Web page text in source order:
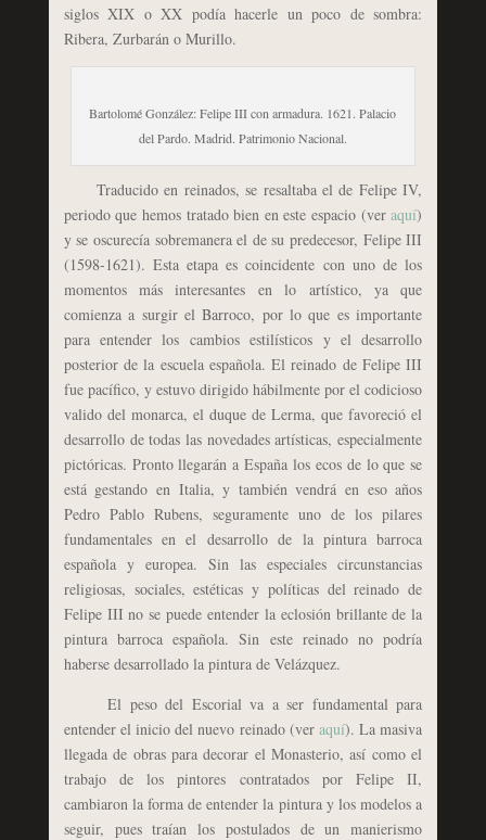
siglos XIX o XX podía hacerle un poco de sombra:
Ribera, Zurbarán o Murillo.
Bartolomé González: Felipe III con armadura. 1621. Palacio
del Pardo. Madrid. Patrimonio Nacional.
Traducido en reinados, se resaltaba el de Felipe IV,
periodo que hemos tratado bien en este espacio (veraquí)
y se oscurecía sobremanera el de su predecesor, Felipe III
(1598-1621). Esta etapa es coincidente con uno de los
momentos más interesantes en lo artístico, ya que
comienza a surgir el Barroco, por lo que es importante
para entender los cambios estilísticos y el desarrollo
posterior de la escuela española. El reinado de Felipe III
fue pacífico, y estuvo dirigido hábilmente por el codicioso
valido del monarca, el duque de Lerma, que favoreció el
desarrollo de todas las novedades artísticas, especialmente
pictóricas. Pronto llegarán a España los ecos de lo que se
está gestando en Italia, y también vendrá en eso años
Pedro Pablo Rubens, seguramente uno de los pilares
fundamentales en el desarrollo de la pintura barroca
española y europea. Sin las especiales circunstancias
religiosas, sociales, estéticas y políticas del reinado de
Felipe III no se puede entender la eclosión brillante de la
pintura barroca española. Sin este reinado no podría
haberse desarrollado la pintura de Velázquez.
El peso del Escorial va a ser fundamental para
entender el inicio del nuevo reinado (ver aquí). La masiva
llegada de obras para decorar el Monasterio, así como el
trabajo de los pintores contratados por Felipe II,
cambiaron la forma de entender la pintura y los modelos a
seguir, pues traían los postulados de un manierismo